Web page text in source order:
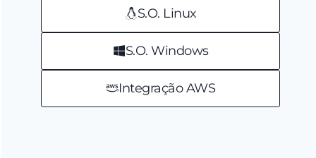
S.O. Linux
S.O. Windows
Integração AWS